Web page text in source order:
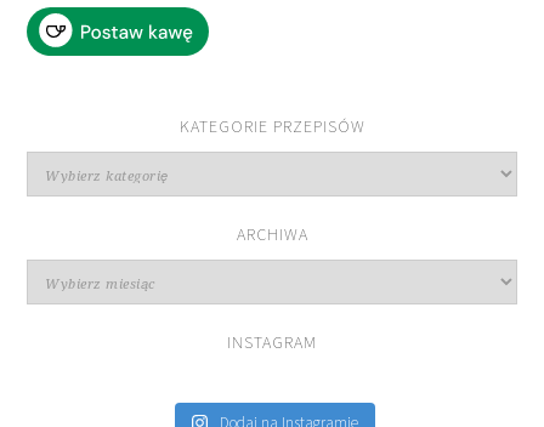
KATEGORIE PRZEPISÓW
przepisów
ARCHIWA
INSTAGRAM
Dodaj na Instagramie